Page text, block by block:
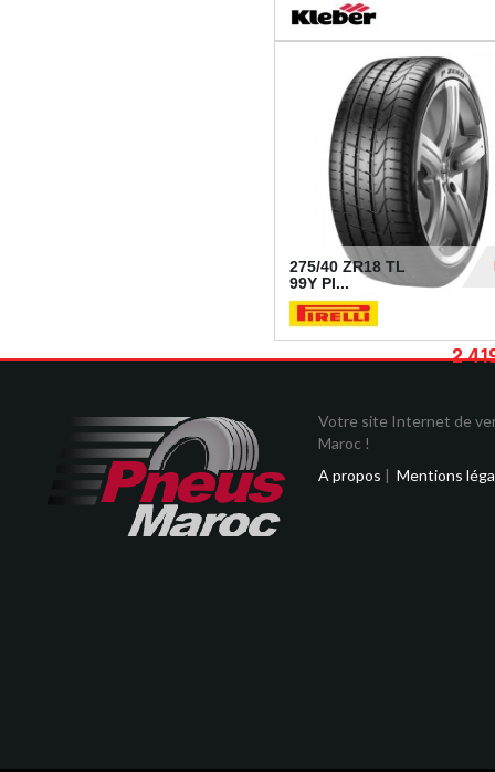
275/40 ZR18 TL
99Y PI...
2
Votre site Internet de
Maroc !
A propos | Mentions